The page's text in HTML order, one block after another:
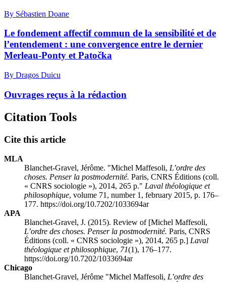
By Sébastien Doane
Le fondement affectif commun de la sensibilité et de
l’entendement : une convergence entre le dernier
Merleau-Ponty et Patočka
By Dragos Duicu
Ouvrages reçus à la rédaction
Citation Tools
Cite this article
MLA
Blanchet-Gravel, Jérôme. "Michel Maffesoli, L’ordre des
choses. Penser la postmodernité. Paris, CNRS Éditions (coll.
« CNRS sociologie »), 2014, 265 p." Laval théologique et
philosophique, volume 71, number 1, february 2015, p. 176–
177. https://doi.org/10.7202/1033694ar
APA
Blanchet-Gravel, J. (2015). Review of [Michel Maffesoli,
L’ordre des choses. Penser la postmodernité. Paris, CNRS
Éditions (coll. « CNRS sociologie »), 2014, 265 p.] Laval
théologique et philosophique, 71(1), 176–177.
https://doi.org/10.7202/1033694ar
Chicago
Blanchet-Gravel, Jérôme "Michel Maffesoli, L’ordre des